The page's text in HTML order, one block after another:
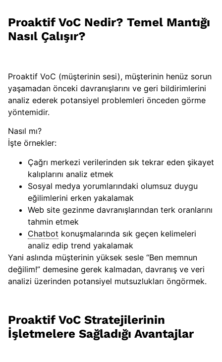
Proaktif VoC Nedir? Temel Mantığı
Nasıl Çalışır?
Proaktif VoC (müşterinin sesi), müşterinin henüz sorun
yaşamadan önceki davranışlarını ve geri bildirimlerini
analiz ederek potansiyel problemleri önceden görme
yöntemidir.
Nasıl mı?
İşte örnekler:
Çağrı merkezi verilerinden sık tekrar eden şikayet
kalıplarını analiz etmek
Sosyal medya yorumlarındaki olumsuz duygu
eğilimlerini erken yakalamak
Web site gezinme davranışlarından terk oranlarını
tahmin etmek
Chatbot konuşmalarında sık geçen kelimeleri
analiz edip trend yakalamak
Yani aslında müşterinin yüksek sesle “Ben memnun
değilim!” demesine gerek kalmadan, davranış ve veri
analizi üzerinden potansiyel mutsuzlukları öngörmek.
Proaktif VoC Stratejilerinin
İşletmelere Sağladığı Avantajlar